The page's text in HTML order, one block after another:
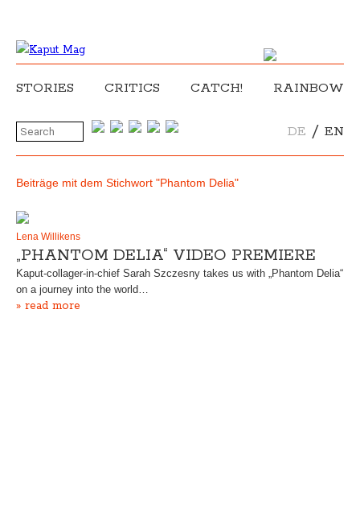
STORIES CRITICS CATCH! RAINBOW
DE / EN
Beiträge mit dem Stichwort "Phantom Delia"
Lena Willikens
„PHANTOM DELIA“ VIDEO PREMIERE
Kaput-collager-in-chief Sarah Szczesny takes us with „Phantom Delia“
on a journey into the world…
» read more